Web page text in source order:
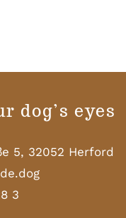
dog’s eyes
5, 32052 Herford
3